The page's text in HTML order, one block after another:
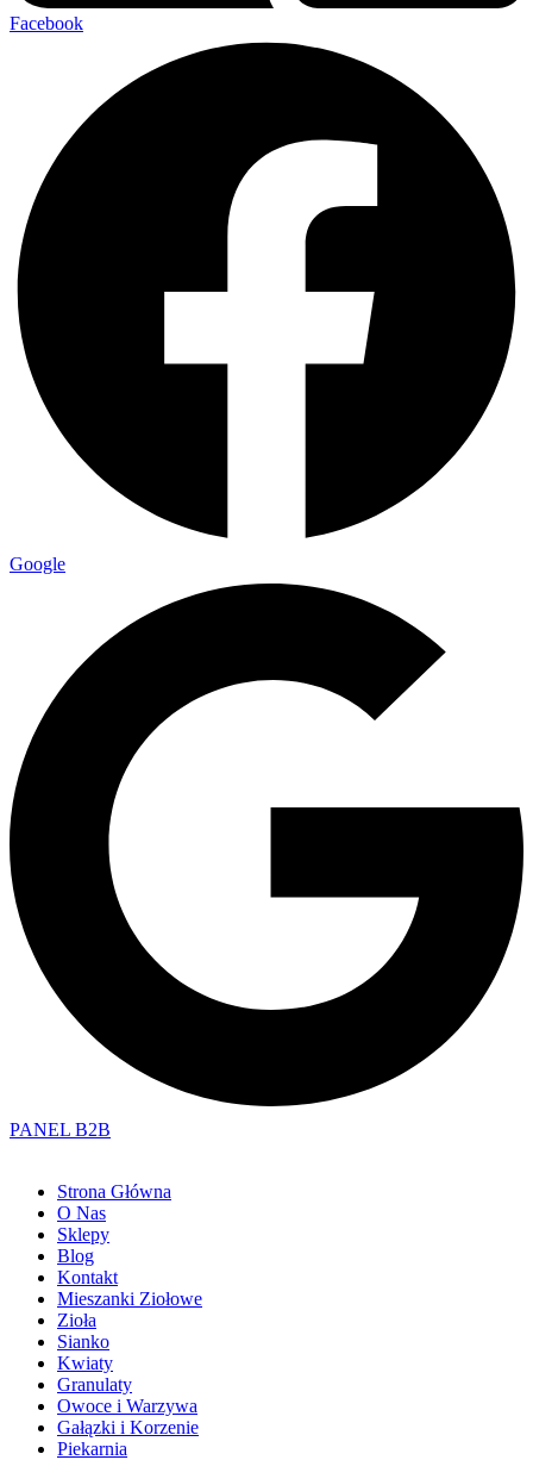
Facebook
Google
PANEL B2B
Strona Główna
O Nas
Sklepy
Blog
Kontakt
Mieszanki Ziołowe
Zioła
Sianko
Kwiaty
Granulaty
Owoce i Warzywa
Gałązki i Korzenie
Piekarnia